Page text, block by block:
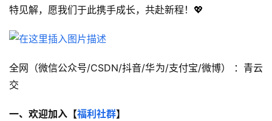
特见解，愿我们于此携手成长，共赴新程！💖
全网（微信公众号/CSDN/抖音/华为/支付宝/微博） ：青云
交
一、欢迎加入【福利社群】